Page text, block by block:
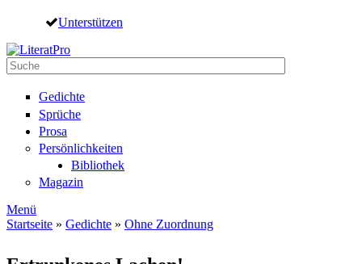
Direkt zum Inhalt
Unterstützen
Suche
Gedichte
Sprüche
Prosa
Persönlichkeiten
Bibliothek
Magazin
Menü
Startseite » Gedichte » Ohne Zuordnung